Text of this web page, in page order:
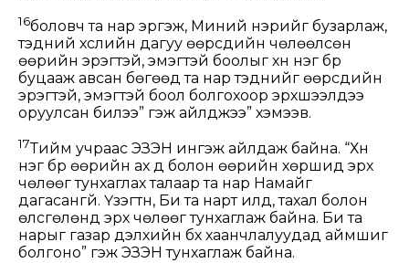
16боловч та нар эргэж, Миний нэрийг бузарлаж,
тэдний хүслийн дагуу өөрсдийн чөлөөлсөн
өөрийн эрэгтэй, эмэгтэй боолыг хүн нэг бүр
буцааж авсан бөгөөд та нар тэднийг өөрсдийн
эрэгтэй, эмэгтэй боол болгохоор эрхшээлдээ
оруулсан билээ” гэж айлджээ” хэмээв.
17Тийм учраас ЭЗЭН ингэж айлдаж байна. “Хүн
нэг бүр өөрийн ах дүү болон өөрийн хөршид эрх
чөлөөг тунхаглах талаар та нар Намайг
дагасангүй. Үзэгтүн, Би та нарт илд, тахал болон
өлсгөлөнд эрх чөлөөг тунхаглаж байна. Би та
нарыг газар дэлхийн бүх хаанчлалуудад аймшиг
болгоно” гэж ЭЗЭН тунхаглаж байна.